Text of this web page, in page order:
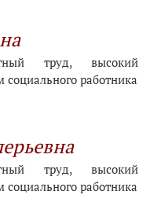
труд, высокий
работника
труд, высокий
работника